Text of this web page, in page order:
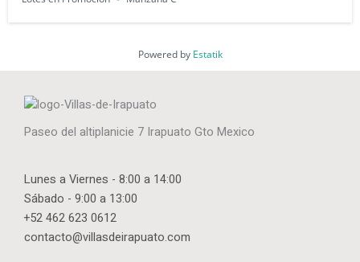
Powered by Estatik
Paseo del altiplanicie 7 Irapuato Gto Mexico
Lunes a Viernes - 8:00 a 14:00
Sábado - 9:00 a 13:00
+52 462 623 0612
contacto@villasdeirapuato.com